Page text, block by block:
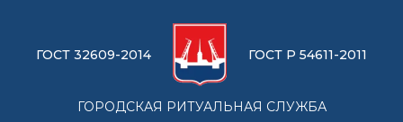
ГОСТ 32609-2014 ГОСТ Р 54611-2011
ГОРОДСКАЯ РИТУАЛЬНАЯ СЛУЖБА